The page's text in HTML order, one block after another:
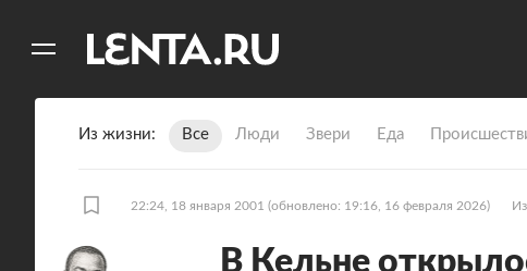
Из жизни Все Люди Звери Еда
22:24, 18 января 2001 (обновлено: 19:16, 16 февраля 2026)
В Кельне